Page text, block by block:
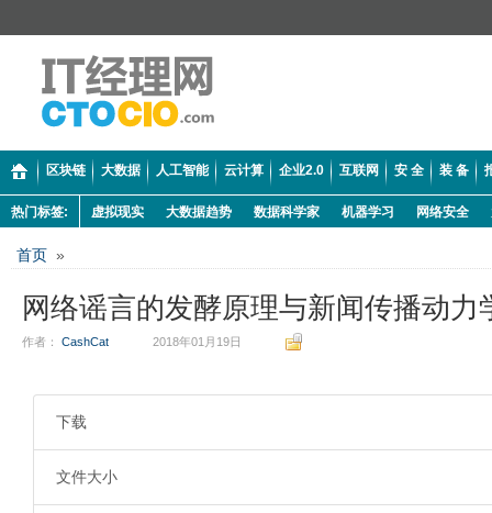
区块链 大数据 人工智能 云计算 企业2.0 互联网 安 全 装 备
热门标签: 虚拟现实 大数据趋势 数据科学家 机器学习 网络安全
首页 »
网络谣言的发酵原理与新闻传播动力
作者： CashCat 2018年01月19日
下载
文件大小